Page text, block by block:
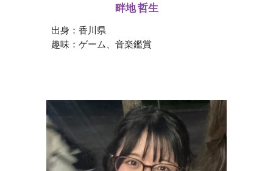
畔地 哲生
出身：香川県
趣味：ゲーム、音楽鑑賞